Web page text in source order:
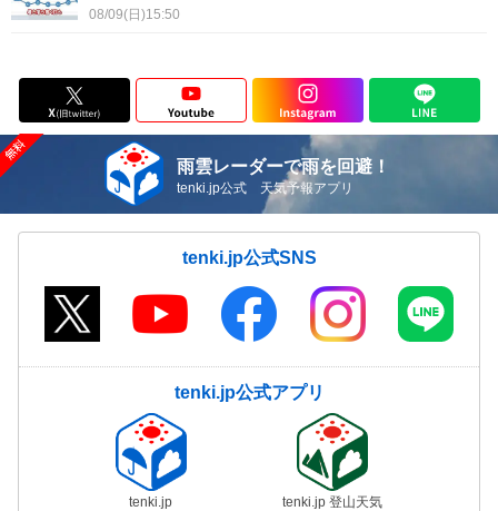
08/09(日)15:50
雨雲レーダーで雨を回避！
tenki.jp公式 天気予報アプリ
tenki.jp公式SNS
tenki.jp公式アプリ
tenki.jp tenki.jp 登山天気